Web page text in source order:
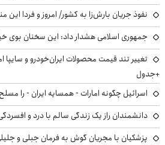
نفوذ جریان بارش‌زا به کشور/ امروز و فردا این
جمهوری اسلامی هشدار داد: این سخنان بوی
+جدول
اسرائیل چگونه امارات - همسایه ایران - را
دانشمندان راز یک زندگی سالم با درد و
پزشکیان با مجریان گوش به فرمان جبلی و